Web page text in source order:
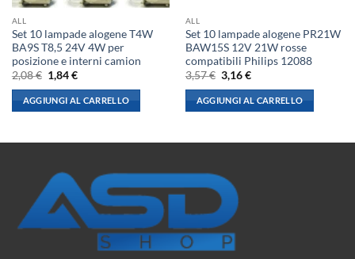
ALL
Set 10 lampade alogene T4W
BA9S T8,5 24V 4W per
posizione e interni camion
2,08€ Il
prezzo
originale
era:
2,08 €.
1,84€Il
attuale
è:
1,84 €.
AGGIUNGI AL CARRELLO
ALL
Set 10 lampade alogene PR21W
BAW15S 12V 21W rosse
compatibili Philips 12088
3,57€ Il
prezzo
originale
era:
3,57 €.
3,16€Il
attuale
è:
3,16 €.
AGGIUNGI AL CARRELLO